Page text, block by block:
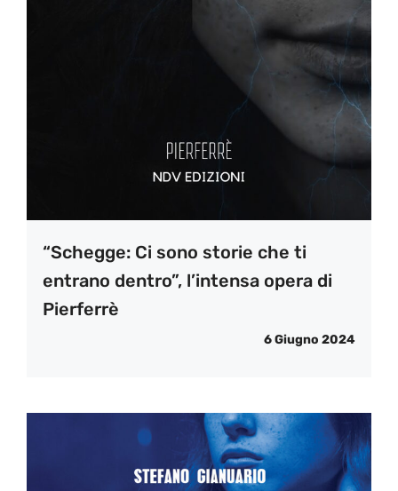
“Schegge: Ci sono storie che ti
entrano dentro”, l’intensa opera di
Pierferrè
6 Giugno 2024